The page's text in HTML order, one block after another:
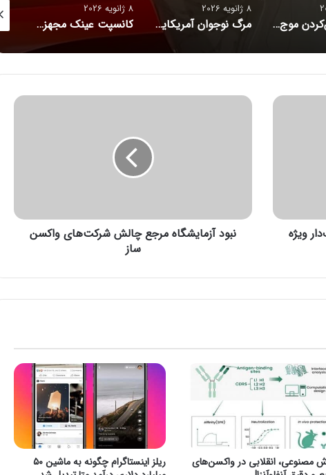
راز فروکش‌کردن موج DeepSeek در بازار هوش مصنوعی
8 ژانویه 2026
مرگ نوجوان آمریکایی پس از دریافت توصیه‌های خطرناک از ChatGPT
8 ژانویه 2026
کانسپت عینک مجهز به هوش مصنوعی رونمایی شد
ویژه
ن
ی
ه
چ
ا
ل
ش‌
ر
ک
ت‌
ه
نبود آزمایشگاه مرجع چالش‌ شرکت‌های واکسن
ساز
مصنوعی، انقلابی در واکسن‌های
ریلز اینستاگرام چگونه به ماشین ۵۰